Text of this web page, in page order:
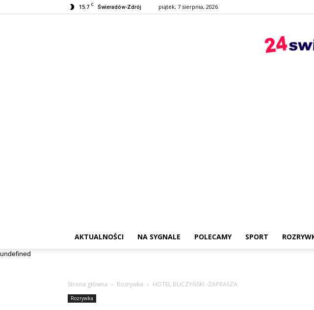
15.7 C Świeradów-Zdrój piątek, 7 sierpnia, 2026
AKTUALNOŚCI NA SYGNALE POLECAMY SPORT
undefined
Strona główna Rozrywka HOTEL BUCZYŃSKI -ZAPRASZA
Rozrywka